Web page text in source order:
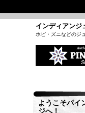
インディアンジ
ホピ・ズニなどのジ
ようこそパイ
ジへ！